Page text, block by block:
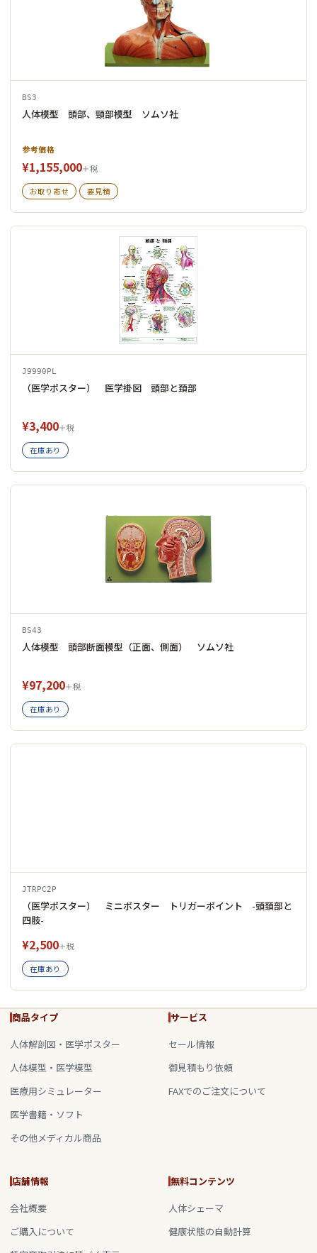
BS3
人体模型 頭部、頸部模型 ソムソ社
参考価格
¥1,155,000＋税
お取り寄せ 要見積
J9990PL
（医学ポスター） 医学掛図 頭部と頚部
¥3,400＋税
在庫あり
BS43
人体模型 頭部断面模型（正面、側面） ソムソ社
¥97,200＋税
在庫あり
JTRPC2P
（医学ポスター） ミニポスター トリガーポイント -頭頚部と
四肢-
¥2,500＋税
在庫あり
商品タイプ
人体解剖図・医学ポスター
人体模型・医学模型
医療用シミュレーター
医学書籍・ソフト
その他メディカル商品
サービス
セール情報
御見積もり依頼
FAXでのご注文について
店舗情報
会社概要
ご購入について
無料コンテンツ
人体シェーマ
健康状態の自動計算